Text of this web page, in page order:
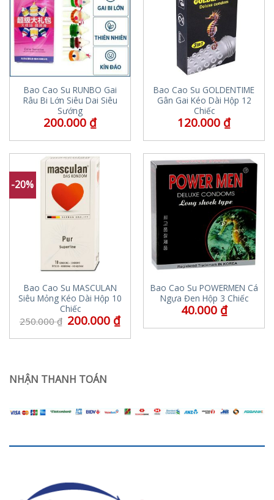
Bao Cao Su RUNBO Gai
Râu Bi Lớn Siêu Dai Siêu
Sướng
200.000 ₫
Bao Cao Su GOLDENTIME
Gân Gai Kéo Dài Hộp 12
Chiếc
120.000 ₫
-20%
Bao Cao Su MASCULAN
Siêu Mỏng Kéo Dài Hộp 10
Chiếc
250.000₫ 200.000 ₫
Bao Cao Su POWERMEN Cá
Ngựa Đen Hộp 3 Chiếc
40.000 ₫
NHẬN THANH TOÁN